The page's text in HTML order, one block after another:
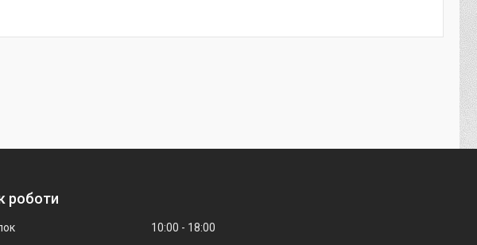
роботи
10:00
18:00